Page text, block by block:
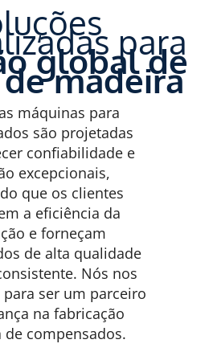
para
global de
madeira
máquinas para
são projetadas
confiabilidade e
excepcionais,
que os clientes
a eficiência da
e forneçam
de alta qualidade
Nós nos
ser um parceiro
na fabricação
de compensados.